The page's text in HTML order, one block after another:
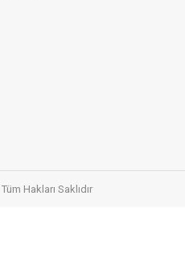
Hakları Saklıdır